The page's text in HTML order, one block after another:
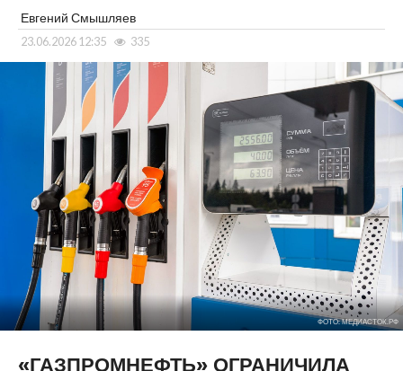
Евгений Смышляев
23.06.2026 12:35 335
ФОТО: МЕДИАСТОК.РФ
«ГАЗПРОМНЕФТЬ» ОГРАНИЧИЛА